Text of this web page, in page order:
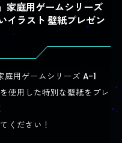
家庭用ゲームシリーズ
ラスト 壁紙プレゼン
庭用ゲームシリーズ A-1
使用した特別な壁紙をプレ
ください！